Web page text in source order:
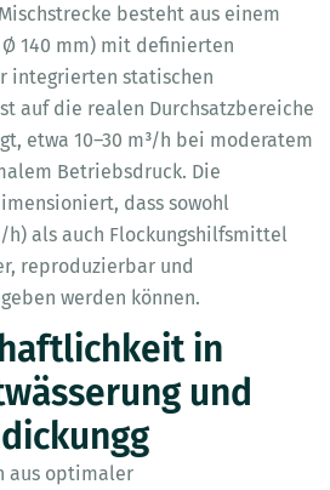
besteht aus einem
Ø 140 mm) mit definierten
integrierten statischen
auf die realen Durchsatzbereiche
etwa 10–30 m³/h bei moderatem
Betriebsdruck. Die
dass sowohl
als auch Flockungshilfsmittel
reproduzierbar und
werden können.
in
und
aus optimaler